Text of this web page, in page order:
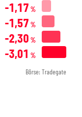
-1,17 %
-1,57 %
-2,30 %
-3,01 %
Börse: Tradegate